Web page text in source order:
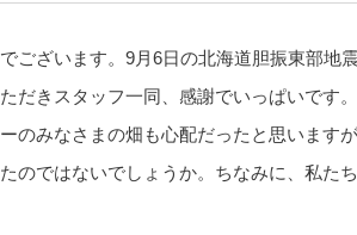
ございます。9月6日の北海道胆振東部地
だきスタッフ一同、感謝でいっぱいです。
のみなさまの畑も心配だったと思います
のではないでしょうか。ちなみに、私た